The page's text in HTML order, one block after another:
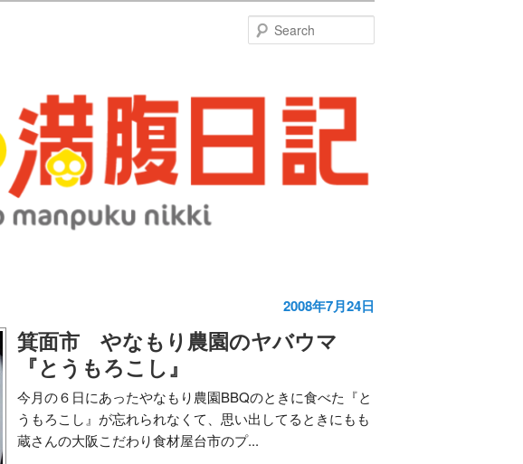
田・
中！
2008年7月24日
箕面市 やなもり農園のヤバウマ
『とうもろこし』
今月の６日にあったやなもり農園BBQのときに食べた『と
うもろこし』が忘れられなくて、思い出してるときにもも
蔵さんの大阪こだわり食材屋台市のプ...